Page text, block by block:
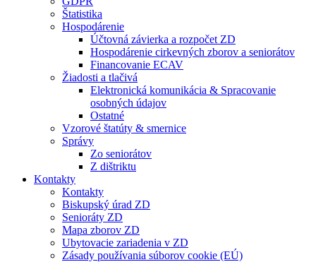
Štatistika
Hospodárenie
Účtovná závierka a rozpočet ZD
Hospodárenie cirkevných zborov a seniorátov
Financovanie ECAV
Žiadosti a tlačivá
Elektronická komunikácia & Spracovanie
osobných údajov
Ostatné
Vzorové štatúty & smernice
Správy
Zo seniorátov
Z dištriktu
Kontakty
Kontakty
Biskupský úrad ZD
Senioráty ZD
Mapa zborov ZD
Ubytovacie zariadenia v ZD
Zásady používania súborov cookie (EÚ)